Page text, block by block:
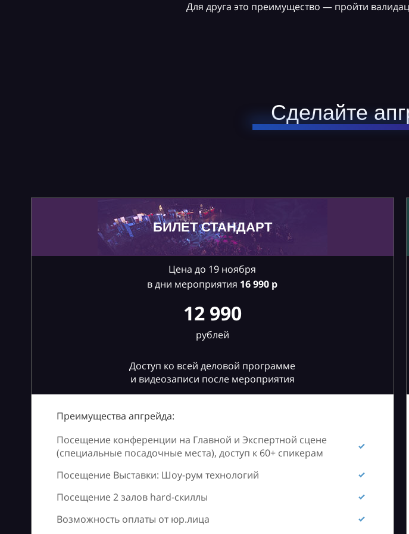
Для друга это преимущество — пройти
Сделайте
БИЛЕТ СТАНДАРТ
Цена до 19 ноября
в дни мероприятия 16990 р
12 990
рублей
Доступ ко всей деловой программе
и видеозаписи после мероприятия
Преимущества апгрейда:
Посещение конференции на Главной и Экспертной сцене
(специальные посадочные места), доступ к 60+ спикерам
Посещение Выставки: Шоу-рум технологий
Посещение 2 залов hard-скиллы
Возможность оплаты от юр.лица